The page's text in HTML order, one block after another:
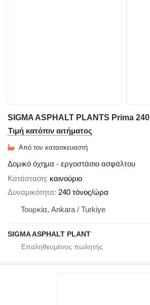
SIGMA ASPHALT PLANTS Prima 240
Τιμή κατόπιν αιτήματος
Από τον κατασκευαστή
Δομικό όχημα - εργοστάσιο ασφάλτου
Κατάσταση καινούριο
Δυναμικότητα 240 τόνος/ώρα
Τουρκία, Ankara / Turkiye
SIGMA ASPHALT PLANT